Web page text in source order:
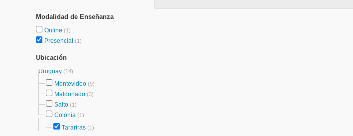
Modalidad de Enseñanza
Online (1)
Presencial (1)
Ubicación
Uruguay (14)
Montevideo (9)
Maldonado (3)
Salto (1)
Colonia (1)
Tarariras (1)